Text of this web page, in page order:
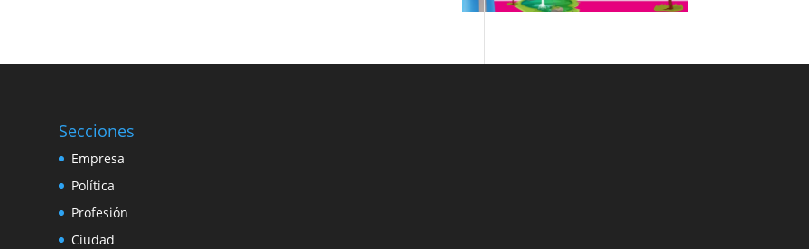
Secciones
Empresa
Política
Profesión
Ciudad